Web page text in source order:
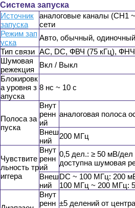
Система запуска
Источник
запуска
аналоговые каналы (CH1
сети
Режим зап
уска
Авто, обычный, одиночный
Тип связи AC, DC, ФВЧ (75 кГц), ФНЧ
Шумовая
режекция
Вкл / Выкл
Блокировк
а уровня з
апуска
8 нс ~ 10 с
Полоса за
пуска
Внут
ренн
ий
аналоговая полоса
Внеш
ний
200 МГц
Чувствите
льность тр
иггера
Внут
ренн
ий
0,5 дел.: ≥ 50 мВ/дел
доступна шумовая
Внеш
ний
DC ~ 100 МГц: 200
100 МГц ~ 200 МГц:
Внут
ренн ±5 делений от